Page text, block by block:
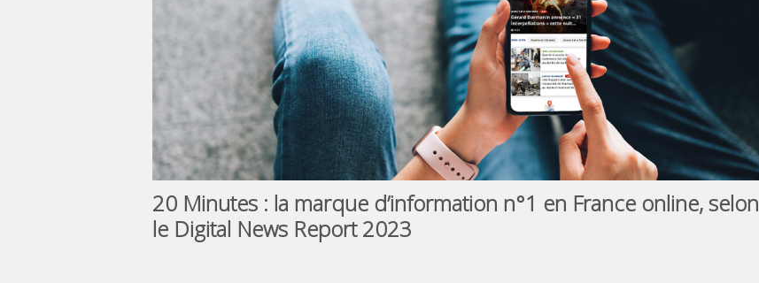
20 Minutes : la marque d’information n°1 en France online, selon
le Digital News Report 2023